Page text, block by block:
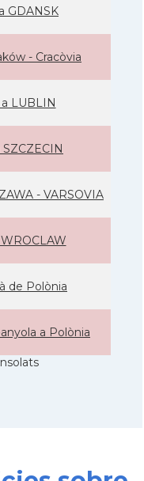
GDANSK
- Cracòvia
LUBLIN
- VARSOVIA
de Polònia
a Polònia